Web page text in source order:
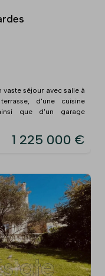
séjour avec salle à
d'une cuisine
que d'un garage
1 225 000 €